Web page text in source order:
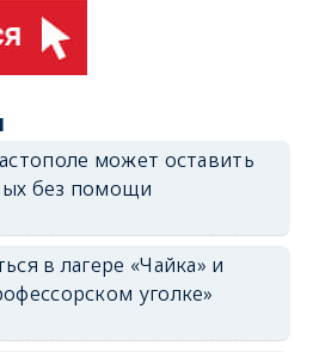
может оставить
без помощи
в лагере «Чайка» и
уголке»